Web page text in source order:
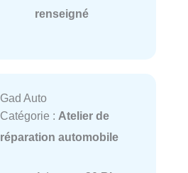
renseigné
Gad Auto
Catégorie : Atelier de
réparation automobile